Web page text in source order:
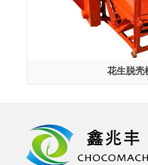
花生脱壳